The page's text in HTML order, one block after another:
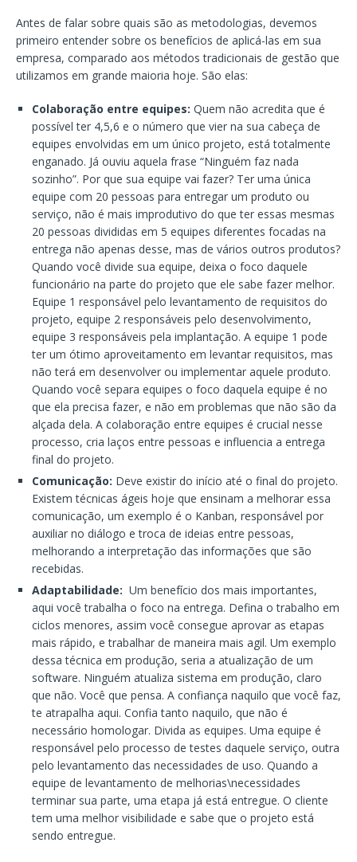
Antes de falar sobre quais são as metodologias, devemos
primeiro entender sobre os benefícios de aplicá-las em sua
empresa, comparado aos métodos tradicionais de gestão que
utilizamos em grande maioria hoje. São elas:
Colaboração entre equipes: Quem não acredita que é
possível ter 4,5,6 e o número que vier na sua cabeça de
equipes envolvidas em um único projeto, está totalmente
enganado. Já ouviu aquela frase “Ninguém faz nada
sozinho”. Por que sua equipe vai fazer? Ter uma única
equipe com 20 pessoas para entregar um produto ou
serviço, não é mais improdutivo do que ter essas mesmas
20 pessoas divididas em 5 equipes diferentes focadas na
entrega não apenas desse, mas de vários outros produtos?
Quando você divide sua equipe, deixa o foco daquele
funcionário na parte do projeto que ele sabe fazer melhor.
Equipe 1 responsável pelo levantamento de requisitos do
projeto, equipe 2 responsáveis pelo desenvolvimento,
equipe 3 responsáveis pela implantação. A equipe 1 pode
ter um ótimo aproveitamento em levantar requisitos, mas
não terá em desenvolver ou implementar aquele produto.
Quando você separa equipes o foco daquela equipe é no
que ela precisa fazer, e não em problemas que não são da
alçada dela. A colaboração entre equipes é crucial nesse
processo, cria laços entre pessoas e influencia a entrega
final do projeto.
Comunicação: Deve existir do início até o final do projeto.
Existem técnicas ágeis hoje que ensinam a melhorar essa
comunicação, um exemplo é o Kanban, responsável por
auxiliar no diálogo e troca de ideias entre pessoas,
melhorando a interpretação das informações que são
recebidas.
Adaptabilidade: Um benefício dos mais importantes,
aqui você trabalha o foco na entrega. Defina o trabalho em
ciclos menores, assim você consegue aprovar as etapas
mais rápido, e trabalhar de maneira mais agil. Um exemplo
dessa técnica em produção, seria a atualização de um
software. Ninguém atualiza sistema em produção, claro
que não. Você que pensa. A confiança naquilo que você faz,
te atrapalha aqui. Confia tanto naquilo, que não é
necessário homologar. Divida as equipes. Uma equipe é
responsável pelo processo de testes daquele serviço, outra
pelo levantamento das necessidades de uso. Quando a
equipe de levantamento de melhorias\necessidades
terminar sua parte, uma etapa já está entregue. O cliente
tem uma melhor visibilidade e sabe que o projeto está
sendo entregue.